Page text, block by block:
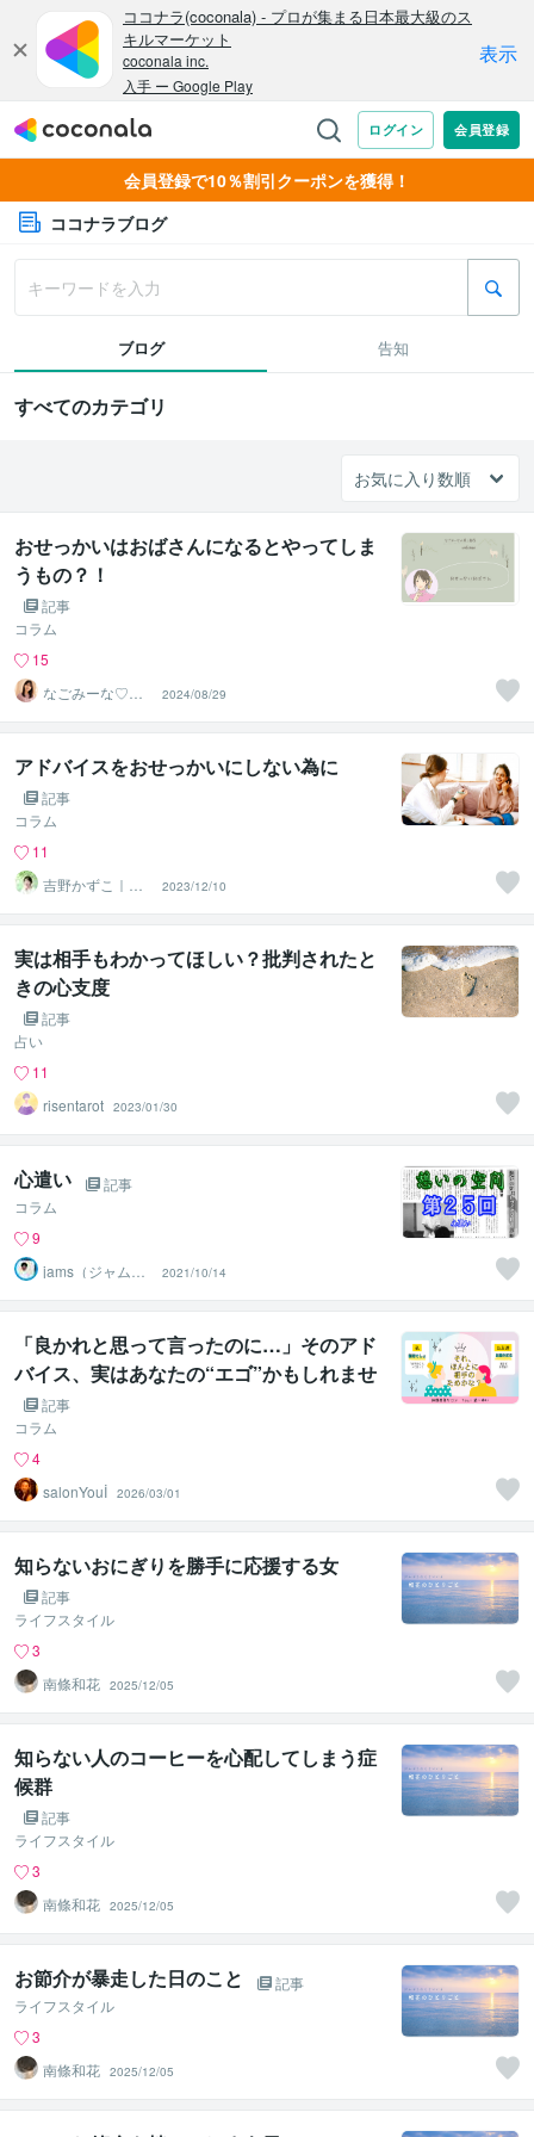
会員登録で10％割引クーポンを獲得！
ココナラブログ
ブログ 告知
すべてのカテゴリ
おせっかいはおばさんになるとやってしま
うもの？！
記事
コラム
15
なごみーな♡癒
し系心のサポー
ター
2024/08/29
アドバイスをおせっかいにしない為に
記事
コラム
11
吉野かずこ｜コ
アをひらく癒し
手
2023/12/10
実は相手もわかってほしい？批判されたと
きの心支度
記事
占い
11
risentarot 2023/01/30
心遣い
記事
コラム
9
jams（ジャム
ズ）心理カウン
セラー
2021/10/14
「良かれと思って言ったのに…」そのアド
バイス、実はあなたの“エゴ”かもしれませ
ん 記事
コラム
4
salonYouİ 2026/03/01
知らないおにぎりを勝手に応援する女
記事
ライフスタイル
3
南條和花 2025/12/05
知らない人のコーヒーを心配してしまう症
候群
記事
ライフスタイル
3
南條和花 2025/12/05
お節介が暴走した日のこと
記事
ライフスタイル
3
南條和花 2025/12/05